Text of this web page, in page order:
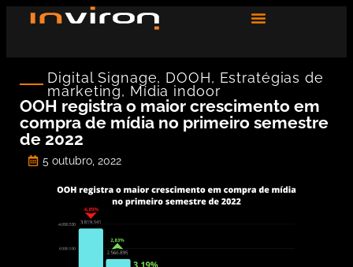
Digital Signage, DOOH, Estratégias de
marketing, Mídia indoor
OOH registra o maior crescimento em
compra de mídia no primeiro semestre
de 2022
5 outubro, 2022